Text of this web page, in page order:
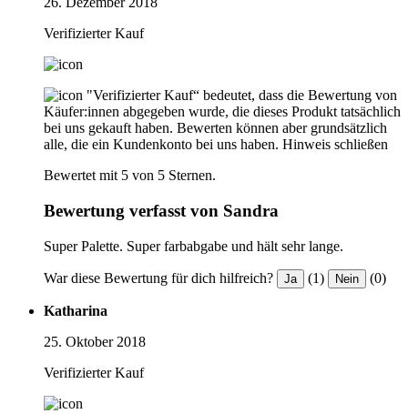
Verifizierter Kauf
"Verifizierter Kauf“ bedeutet, dass die Bewertung von
Käufer:innen abgegeben wurde, die dieses Produkt tatsächlich
bei uns gekauft haben. Bewerten können aber grundsätzlich
alle, die ein Kundenkonto bei uns haben. Hinweis schließen
Bewertet mit 5 von 5 Sternen.
Bewertung verfasst von Sandra
Super Palette. Super farbabgabe und hält sehr lange.
War diese Bewertung für dich hilfreich? Ja (1) Nein (0)
Katharina
25. Oktober 2018
Verifizierter Kauf